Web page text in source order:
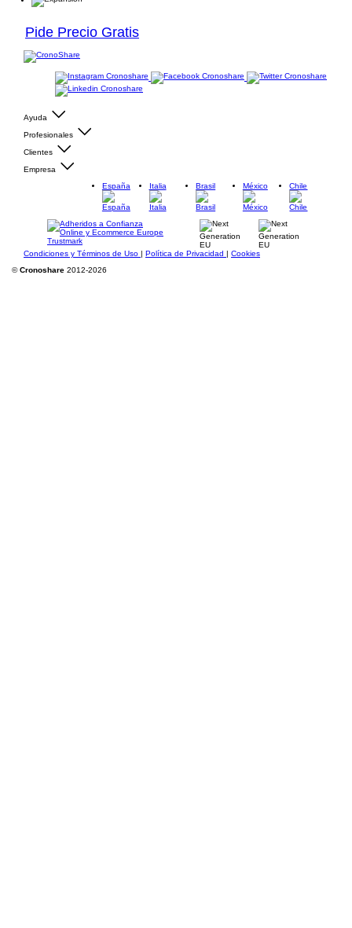
Pide Precio Gratis
Ayuda
Profesionales
Clientes
Empresa
España
Italia Brasil México Chile
Condiciones y Términos de Uso | Política de Privacidad | Cookies
©Cronoshare 2012-2026